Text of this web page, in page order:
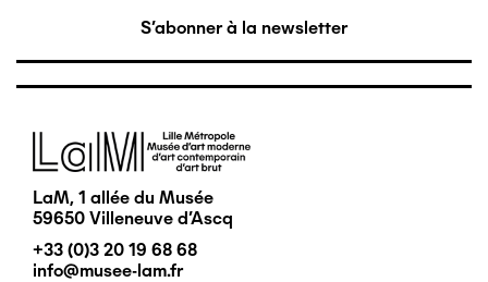
S'abonner à la newsletter
Image
LaM, 1 allée du Musée
59650 Villeneuve d'Ascq
+33 (0)3 20 19 68 68
info@musee-lam.fr